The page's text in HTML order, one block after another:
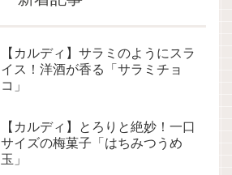
【カルディ】サラミのようにスラ
イス！洋酒が香る「サラミチョ
コ」
【カルディ】とろりと絶妙！一口
サイズの梅菓子「はちみつうめ
玉」